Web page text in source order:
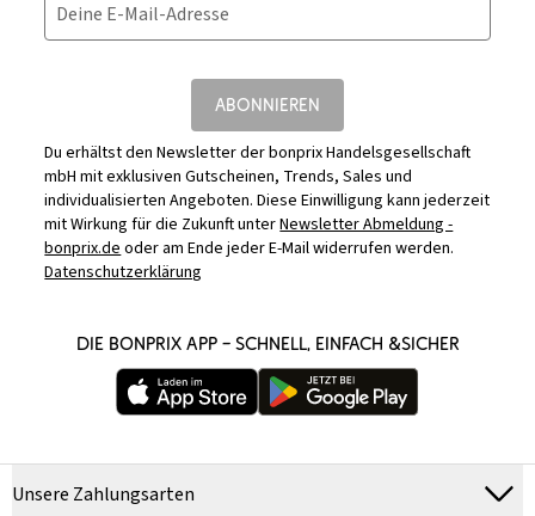
Deine E-Mail-Adresse
ABONNIEREN
Du erhältst den Newsletter der bonprix Handelsgesellschaft
mbH mit exklusiven Gutscheinen, Trends, Sales und
individualisierten Angeboten. Diese Einwilligung kann jederzeit
mit Wirkung für die Zukunft unterNewsletter Abmeldung -
bonprix.deoder am Ende jeder E-Mail widerrufen werden.
Datenschutzerklärung
DIE BONPRIX APP – SCHNELL, EINFACH &SICHER
Unsere Zahlungsarten